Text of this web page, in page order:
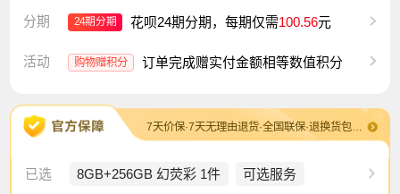
分期 24期分期 花呗24期分期，每期仅需100.56元
活动 购物赠积分 订单完成赠实付金额相等数值积分
7天价保·7天无理由退货·全国联保·退换货包运费
已选 8GB+256GB 幻荧彩 1件 可选服务